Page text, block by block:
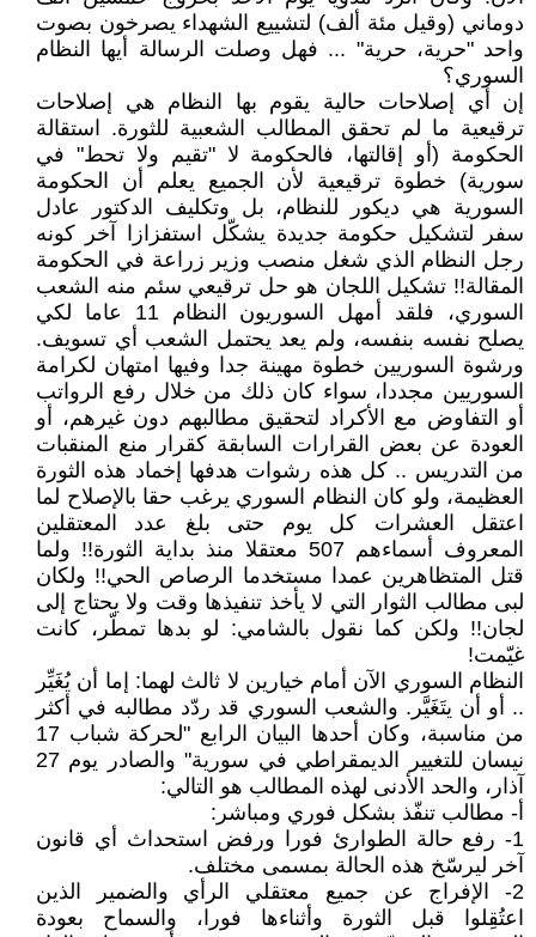
دوماني (وقيل مئة ألف) لتشييع الشهداء يصرخون بصوت
واحد "حرية، حرية" ... فهل وصلت الرسالة أيها النظام
السوري؟
إن أي إصلاحات حالية يقوم بها النظام هي إصلاحات
ترقيعية ما لم تحقق المطالب الشعبية للثورة. استقالة
الحكومة (أو إقالتها، فالحكومة لا "تقيم ولا تحط" في
سورية) خطوة ترقيعية لأن الجميع يعلم أن الحكومة
السورية هي ديكور للنظام، بل وتكليف الدكتور عادل
سفر لتشكيل حكومة جديدة يشكّل استفزازا آخر كونه
رجل النظام الذي شغل منصب وزير زراعة في الحكومة
المقالة!! تشكيل اللجان هو حل ترقيعي سئم منه الشعب
السوري، فلقد أمهل السوريون النظام 11 عاما لكي
يصلح نفسه بنفسه، ولم يعد يحتمل الشعب أي تسويف.
ورشوة السوريين خطوة مهينة جدا وفيها امتهان لكرامة
السوريين مجددا، سواء كان ذلك من خلال رفع الرواتب
أو التفاوض مع الأكراد لتحقيق مطالبهم دون غيرهم، أو
العودة عن بعض القرارات السابقة كقرار منع المنقبات
من التدريس .. كل هذه رشوات هدفها إخماد هذه الثورة
العظيمة، ولو كان النظام السوري يرغب حقا بالإصلاح لما
اعتقل العشرات كل يوم حتى بلغ عدد المعتقلين
المعروف أسماءهم 507 معتقلا منذ بداية الثورة!! ولما
قتل المتظاهرين عمدا مستخدما الرصاص الحي!! ولكان
لبى مطالب الثوار التي لا يأخذ تنفيذها وقت ولا يحتاج إلى
لجان!! ولكن كما نقول بالشامي: لو بدها تمطّر، كانت
غيّمت!
النظام السوري الآن أمام خيارين لا ثالث لهما: إما أن يُغَيِّر
.. أو أن يتَغَيَّر. والشعب السوري قد ردّد مطالبه في أكثر
من مناسبة، وكان أحدها البيان الرابع "لحركة شباب 17
نيسان للتغيير الديمقراطي في سورية" والصادر يوم 27
آذار، والحد الأدنى لهذه المطالب هو التالي:
أ‌- مطالب تنفّذ بشكل فوري ومباشر:
1- رفع حالة الطوارئ فورا ورفض استحداث أي قانون
آخر ليرسّخ هذه الحالة بمسمى مختلف.
2- الإفراج عن جميع معتقلي الرأي والضمير الذين
اعتُقِلوا قبل الثورة وأثناءها فورا، والسماح بعودة